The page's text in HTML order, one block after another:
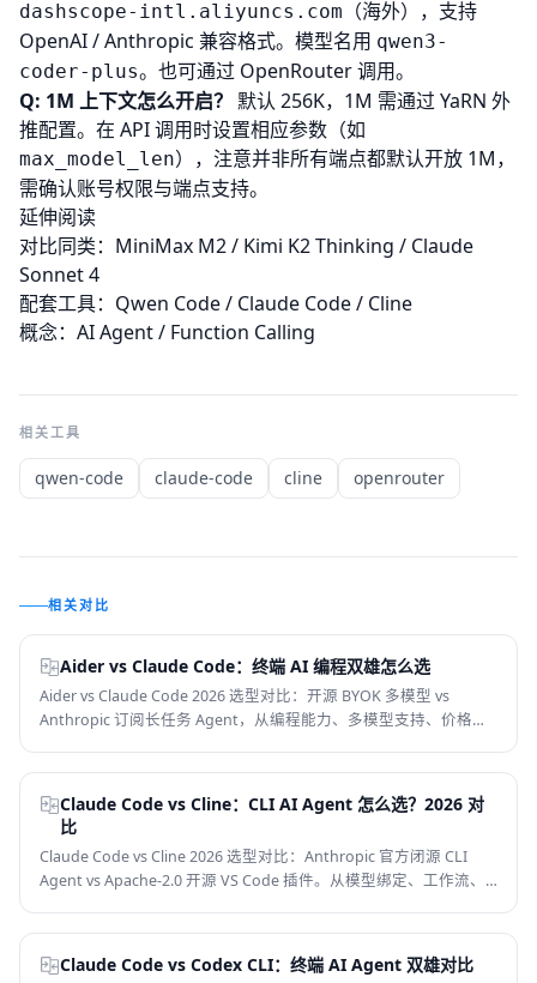
dashscope-intl.aliyuncs.com
（海外），支持
OpenAI / Anthropic 兼容格式。模型名用 qwen3-
coder-plus。也可通过 OpenRouter调用。
Q: 1M 上下文怎么开启？ 默认 256K，1M 需通过 YaRN 外
推配置。在 API 调用时设置相应参数（如
max_model_len），注意并非所有端点都默认开放 1M，
需确认账号权限与端点支持。
延伸阅读
对比同类： MiniMax M2/ Kimi K2 Thinking / Claude
Sonnet 4
配套工具： Qwen Code/ Claude Code/ Cline
概念： AI Agent/ Function Calling
相关工具
qwen-code claude-code cline openrouter
相关对比
Aider vs Claude Code：终端 AI 编程双雄怎么选
Aider vs Claude Code 2026 选型对比：开源 BYOK 多模型 vs
Anthropic 订阅长任务 Agent，从编程能力、多模型支持、价格、
具。
Claude Code vs Cline：CLI AI Agent 怎么选？2026 对
比
Claude Code vs Cline 2026 选型对比：Anthropic 官方闭源 CLI
Agent vs Apache-2.0 开源 VS Code 插件。从模型绑定、工作流、
具。
Claude Code vs Codex CLI：终端 AI Agent 双雄对比